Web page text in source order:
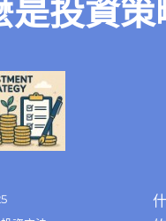
是投資策